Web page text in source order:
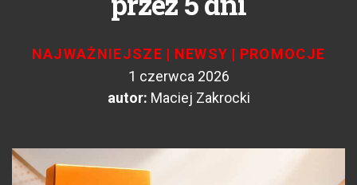
NAJWAŻNIEJSZE | NEWSY | PROMOCJE
1 czerwca 2026
autor: Maciej Zakrocki